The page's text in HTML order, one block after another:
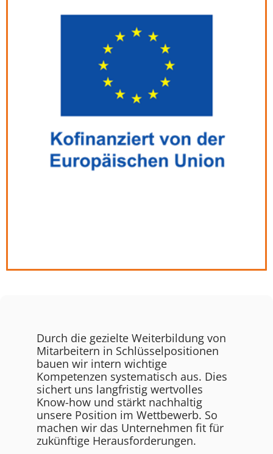
Durch die gezielte Weiterbildung von
Mitarbeitern in Schlüsselpositionen
bauen wir intern wichtige
Kompetenzen systematisch aus. Dies
sichert uns langfristig wertvolles
Know-how und stärkt nachhaltig
unsere Position im Wettbewerb. So
machen wir das Unternehmen fit für
zukünftige Herausforderungen.